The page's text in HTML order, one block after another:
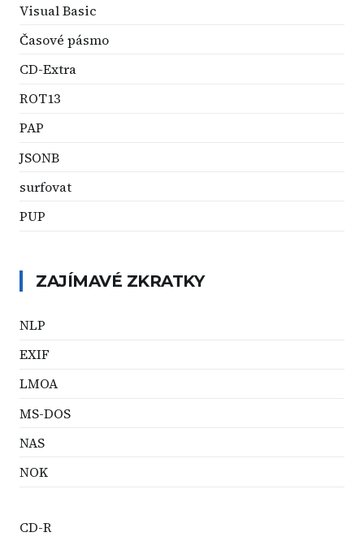
Visual Basic
Časové pásmo
CD-Extra
ROT13
PAP
JSONB
surfovat
PUP
ZAJÍMAVÉ ZKRATKY
NLP
EXIF
LMOA
MS-DOS
NAS
NOK
CD-R